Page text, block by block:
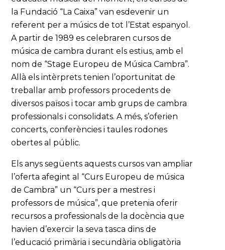
la Fundació “La Caixa” van esdevenir un
referent per a músics de tot l’Estat espanyol.
A partir de 1989 es celebraren cursos de
música de cambra durant els estius, amb el
nom de “Stage Europeu de Música Cambra”.
Allà els intèrprets tenien l’oportunitat de
treballar amb professors procedents de
diversos països i tocar amb grups de cambra
professionals i consolidats. A més, s’oferien
concerts, conferències i taules rodones
obertes al públic.
Els anys següents aquests cursos van ampliar
l’oferta afegint al “Curs Europeu de música
de Cambra” un “Curs per a mestres i
professors de música”, que pretenia oferir
recursos a professionals de la docència que
havien d’exercir la seva tasca dins de
l’educació primària i secundària obligatòria